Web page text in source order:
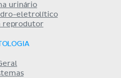
urinário
eletrolítico
reprodutor